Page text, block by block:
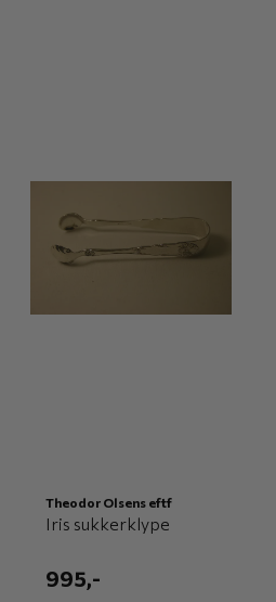
Theodor Olsens eftf
Iris sukkerklype
995,-